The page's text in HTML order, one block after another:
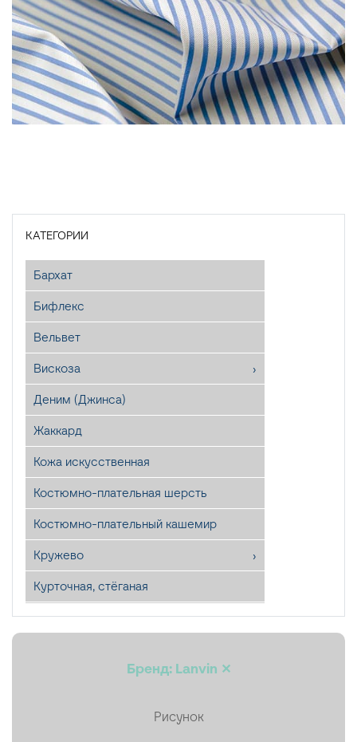
КАТЕГОРИИ
Бархат
Бифлекс
Вельвет
Вискоза
Деним (Джинса)
Жаккард
Кожа искусственная
Костюмно-плательная шерсть
Костюмно-плательный кашемир
Кружево
Курточная, стёганая
Лён
Бренд: Lanvin ✕
Рисунок